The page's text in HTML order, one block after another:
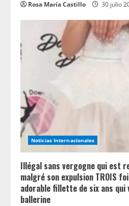
Rosa María Castillo 30 julio
Noticias Internacionales
Illégal sans vergogne qui est
malgré son expulsion TROIS
adorable fillette de six ans
ballerine